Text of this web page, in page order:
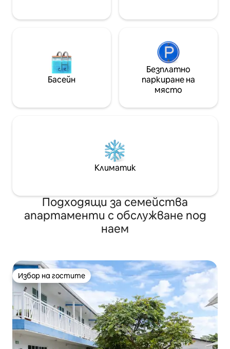
Басейн
Безплатно
паркиране на
място
Климатик
Подходящи за семейства
апартаменти с обслужване под
наем
Избор на гостите
Избор на гостите